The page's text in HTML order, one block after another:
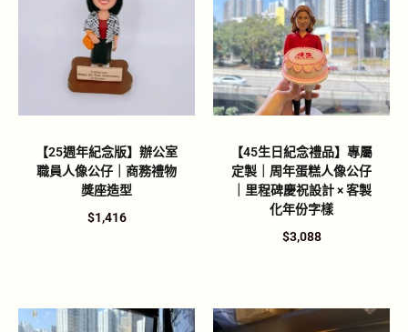
【25週年紀念版】辦公室
職員人像公仔｜商務禮物
獎座造型
$1,416
【45生日紀念禮品】專屬
定製｜周年蛋糕人像公仔
｜里程碑慶祝設計 × 客製
化年份字樣
$3,088